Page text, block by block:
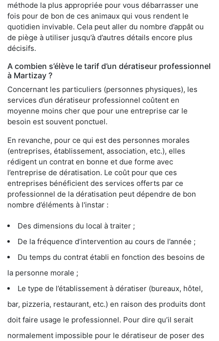
méthode la plus appropriée pour vous débarrasser une
fois pour de bon de ces animaux qui vous rendent le
quotidien invivable. Cela peut aller du nombre d’appât ou
de piège à utiliser jusqu’à d’autres détails encore plus
décisifs.
A combien s’élève le tarif d’un dératiseur professionnel
à Martizay ?
Concernant les particuliers (personnes physiques), les
services d’un dératiseur professionnel coûtent en
moyenne moins cher que pour une entreprise car le
besoin est souvent ponctuel.
En revanche, pour ce qui est des personnes morales
(entreprises, établissement, association, etc.), elles
rédigent un contrat en bonne et due forme avec
l’entreprise de dératisation. Le coût pour que ces
entreprises bénéficient des services offerts par ce
professionnel de la dératisation peut dépendre de bon
nombre d’éléments à l'instar :
Des dimensions du local à traiter ;
De la fréquence d’intervention au cours de l’année ;
Du temps du contrat établi en fonction des besoins de
la personne morale ;
Le type de l’établissement à dératiser (bureaux, hôtel,
bar, pizzeria, restaurant, etc.) en raison des produits dont
doit faire usage le professionnel. Pour dire qu’il serait
normalement impossible pour le dératiseur de poser des